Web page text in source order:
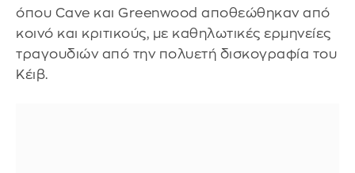
όπου Cave και Greenwood αποθεώθηκαν από
κοινό και κριτικούς, με καθηλωτικές ερμηνείες
τραγουδιών από την πολυετή δισκογραφία του
Κέιβ.